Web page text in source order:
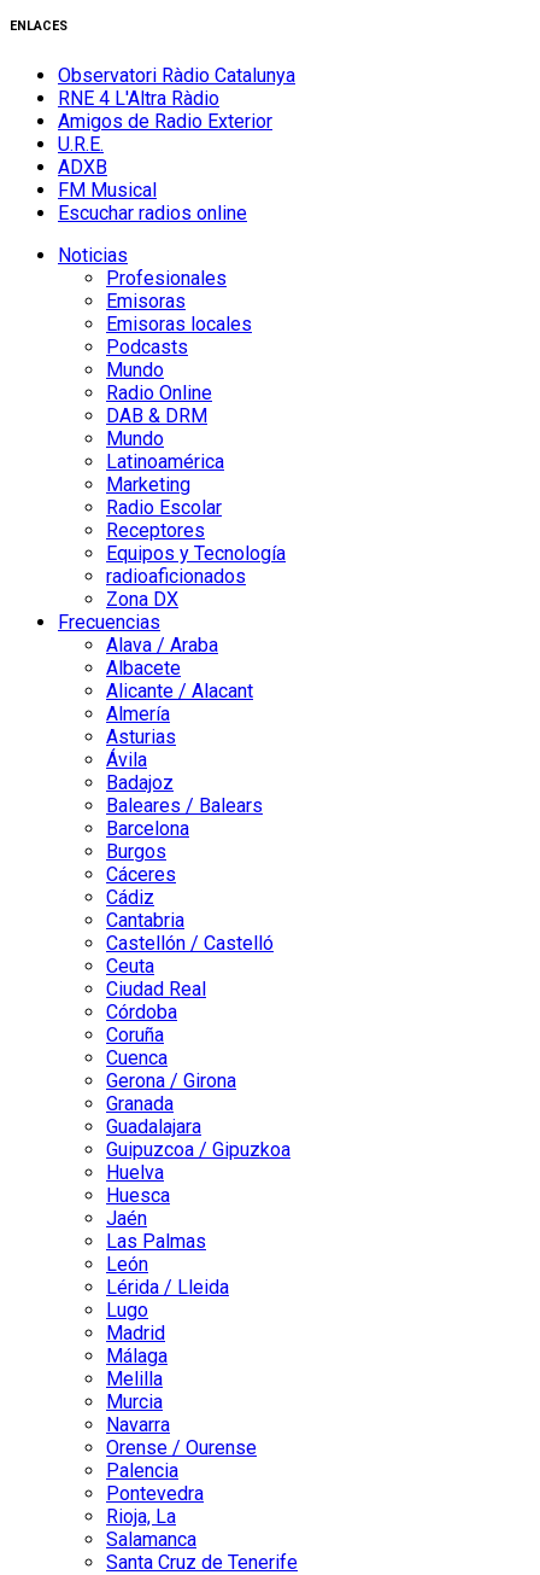
ENLACES
Observatori Ràdio Catalunya
RNE 4 L'Altra Ràdio
Amigos de Radio Exterior
U.R.E.
ADXB
FM Musical
Escuchar radios online
Noticias
Profesionales
Emisoras
Emisoras locales
Podcasts
Mundo
Radio Online
DAB & DRM
Mundo
Latinoamérica
Marketing
Radio Escolar
Receptores
Equipos y Tecnología
radioaficionados
Zona DX
Frecuencias
Alava / Araba
Albacete
Alicante / Alacant
Almería
Asturias
Ávila
Badajoz
Baleares / Balears
Barcelona
Burgos
Cáceres
Cádiz
Cantabria
Castellón / Castelló
Ceuta
Ciudad Real
Córdoba
Coruña
Cuenca
Gerona / Girona
Granada
Guadalajara
Guipuzcoa / Gipuzkoa
Huelva
Huesca
Jaén
Las Palmas
León
Lérida / Lleida
Lugo
Madrid
Málaga
Melilla
Murcia
Navarra
Orense / Ourense
Palencia
Pontevedra
Rioja, La
Salamanca
Santa Cruz de Tenerife